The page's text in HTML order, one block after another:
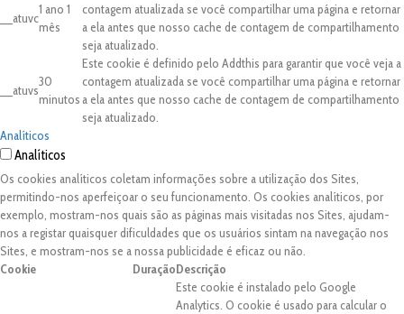
__atuvc
1 ano 1
mês
contagem atualizada se você compartilhar uma página e retornar
a ela antes que nosso cache de contagem de compartilhamento
seja atualizado.
__atuvs
30
minutos
Este cookie é definido pelo Addthis para garantir que você veja a
contagem atualizada se você compartilhar uma página e retornar
a ela antes que nosso cache de contagem de compartilhamento
seja atualizado.
Analíticos
Analíticos
Os cookies analíticos coletam informações sobre a utilização dos Sites,
permitindo-nos aperfeiçoar o seu funcionamento. Os cookies analíticos, por
exemplo, mostram-nos quais são as páginas mais visitadas nos Sites, ajudam-
nos a registar quaisquer dificuldades que os usuários sintam na navegação nos
Sites, e mostram-nos se a nossa publicidade é eficaz ou não.
Cookie
DuraçãoDescrição
Este cookie é instalado pelo Google
Analytics. O cookie é usado para calcular o